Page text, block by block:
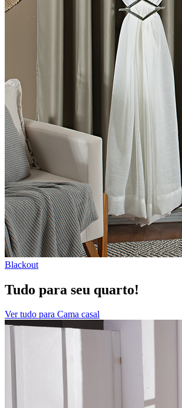
Blackout
Tudo para seu quarto!
Ver tudo para Cama casal